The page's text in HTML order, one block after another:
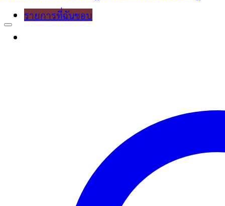
รายการที่ฉันชอบ